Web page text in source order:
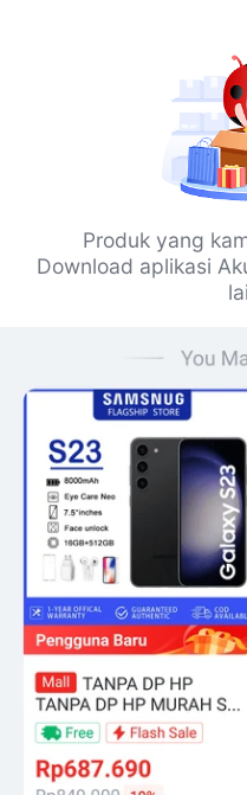
Produk yang
Download aplikasi